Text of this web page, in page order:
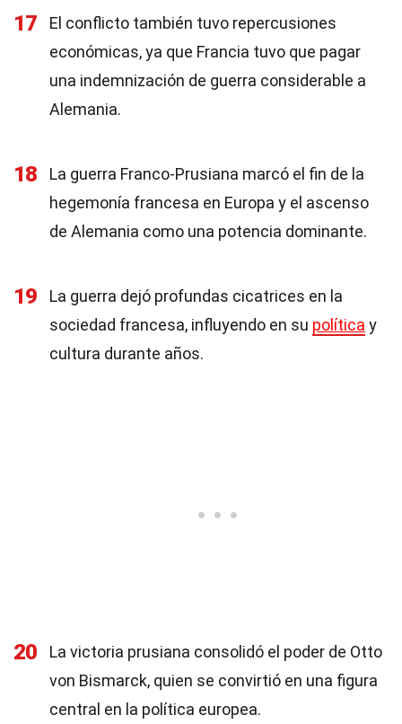
17
El conflicto también tuvo repercusiones
económicas, ya que Francia tuvo que pagar
una indemnización de guerra considerable a
Alemania.
18
La guerra Franco-Prusiana marcó el fin de la
hegemonía francesa en Europa y el ascenso
de Alemania como una potencia dominante.
19
La guerra dejó profundas cicatrices en la
sociedad francesa, influyendo en su política y
cultura durante años.
20
La victoria prusiana consolidó el poder de Otto
von Bismarck, quien se convirtió en una figura
central en la política europea.